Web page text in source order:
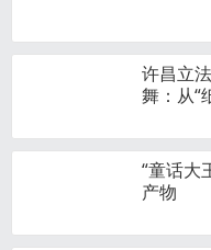
许昌立
舞：从“
“童话大
产物